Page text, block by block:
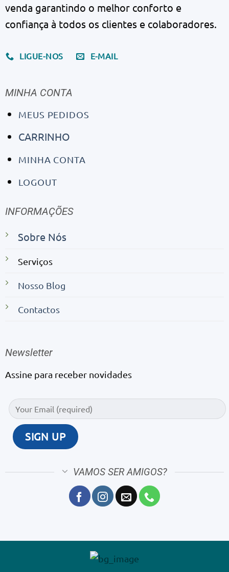
venda garantindo o melhor conforto e
confiança à todos os clientes e colaboradores.
LIGUE-NOS E-MAIL
MINHA CONTA
MEUS PEDIDOS
CARRINHO
MINHA CONTA
LOGOUT
INFORMAÇÕES
Sobre Nós
Serviços
Nosso Blog
Contactos
Newsletter
Assine para receber novidades
VAMOS SER AMIGOS?